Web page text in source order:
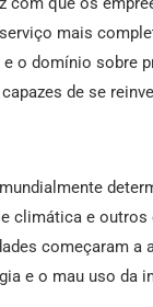
mais
o domínio sobre
de se
climática e
começaram
e o mau uso da